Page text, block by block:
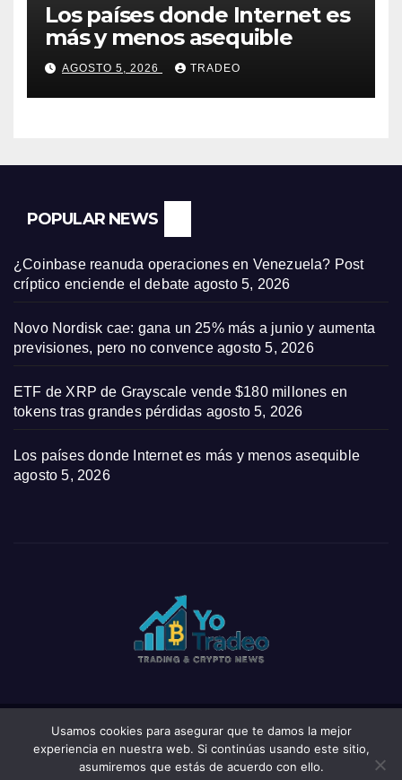
Los países donde Internet es
más y menos asequible
AGOSTO 5, 2026 TRADEO
POPULAR NEWS
¿Coinbase reanuda operaciones en Venezuela? Post
críptico enciende el debate agosto 5, 2026
Novo Nordisk cae: gana un 25% más a junio y aumenta
previsiones, pero no convence agosto 5, 2026
ETF de XRP de Grayscale vende $180 millones en
tokens tras grandes pérdidas agosto 5, 2026
Los países donde Internet es más y menos asequible
agosto 5, 2026
Funciona gracias a WordPress|Tema: News Click deThemeansar
Usamos cookies para asegurar que te damos la mejor
experiencia en nuestra web. Si continúas usando este sitio,
asumiremos que estás de acuerdo con ello.